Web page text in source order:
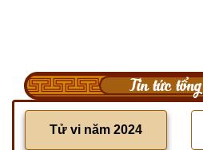
Tin tức
Tử vi năm 2024